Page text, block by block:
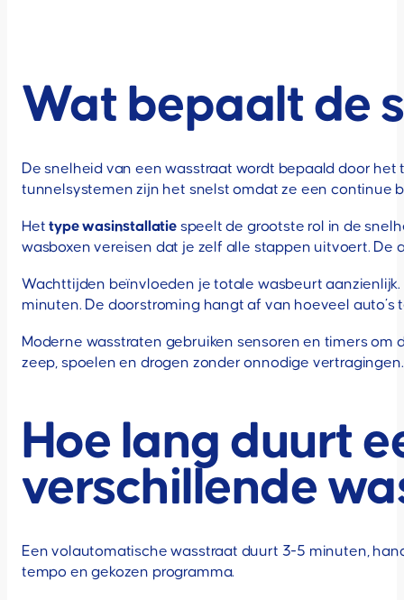
Wat bepaalt de
De snelheid van een wasstraat wordt bepaald door
tunnelsystemen zijn het snelst omdat ze een continue
Hettype wasinstallatiespeelt de grootste rol in de
wasboxen vereisen dat je zelf alle stappen uitvoert.
Wachttijden beïnvloeden je totale wasbeurt
minuten. De doorstroming hangt af van hoeveel
Moderne wasstraten gebruiken sensoren en timers
zeep, spoelen en drogen zonder onnodige vertragingen.
Hoe lang duurt
verschillende
Een volautomatische wasstraat duurt 3-5 minuten,
tempo en gekozen programma.